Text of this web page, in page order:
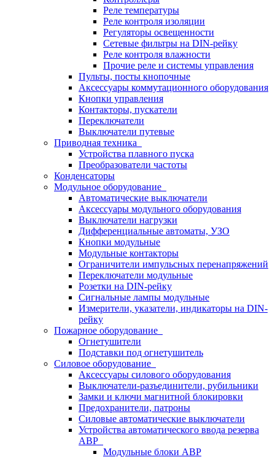
Реле температуры
Реле контроля изоляции
Регуляторы освещенности
Сетевые фильтры на DIN-рейку
Реле контроля влажности
Прочие реле и системы управления
Пульты, посты кнопочные
Аксессуары коммутационного оборудования
Кнопки управления
Контакторы, пускатели
Переключатели
Выключатели путевые
Приводная техника
Устройства плавного пуска
Преобразователи частоты
Конденсаторы
Модульное оборудование
Автоматические выключатели
Аксессуары модульного оборудования
Выключатели нагрузки
Дифференциальные автоматы, УЗО
Кнопки модульные
Модульные контакторы
Ограничители импульсных перенапряжений
Переключатели модульные
Розетки на DIN-рейку
Сигнальные лампы модульные
Измерители, указатели, индикаторы на DIN-
рейку
Пожарное оборудование
Огнетушители
Подставки под огнетушитель
Силовое оборудование
Аксессуары силового оборудования
Выключатели-разъединители, рубильники
Замки и ключи магнитной блокировки
Предохранители, патроны
Силовые автоматические выключатели
Устройства автоматического ввода резерва
АВР
Модульные блоки АВР